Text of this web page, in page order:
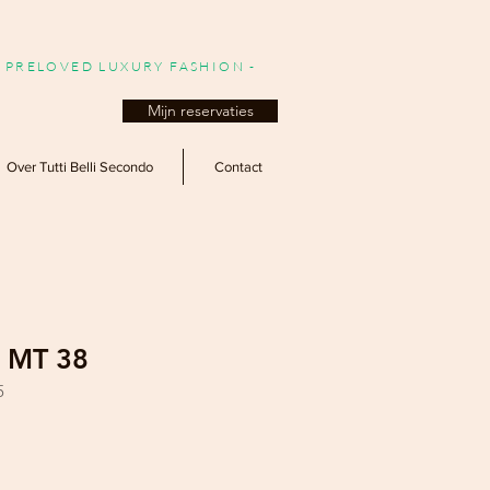
PRELOVED LUXURY FASHION -
Mijn reservaties
Over Tutti Belli Secondo Contact
38